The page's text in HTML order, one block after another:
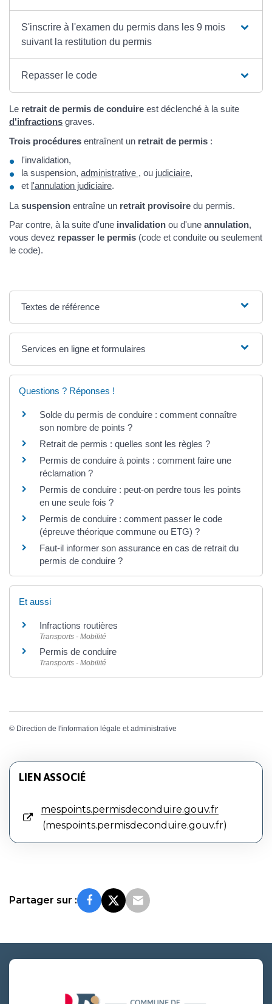
S'inscrire à l'examen du permis dans les 9 mois
suivant la restitution du permis
Repasser le code
Le retrait de permis de conduire est déclenché à la suite
d'infractions graves.
Trois procédures entraînent un retrait de permis :
l'invalidation,
la suspension, administrative , ou judiciaire,
et l'annulation judiciaire.
La suspension entraîne un retrait provisoire du permis.
Par contre, à la suite d'une invalidation ou d'une annulation,
vous devez repasser le permis (code et conduite ou seulement
le code).
Textes de référence
Services en ligne et formulaires
Questions ? Réponses !
Solde du permis de conduire : comment connaître
son nombre de points ?
Retrait de permis : quelles sont les règles ?
Permis de conduire à points : comment faire une
réclamation ?
Permis de conduire : peut-on perdre tous les points
en une seule fois ?
Permis de conduire : comment passer le code
(épreuve théorique commune ou ETG) ?
Faut-il informer son assurance en cas de retrait du
permis de conduire ?
Et aussi
Infractions routières
Transports - Mobilité
Permis de conduire
Transports - Mobilité
© Direction de l'information légale et administrative
LIEN ASSOCIÉ
mespoints.permisdeconduire.gouv.fr
mespoints.permisdeconduire.gouv.fr
Partager sur :